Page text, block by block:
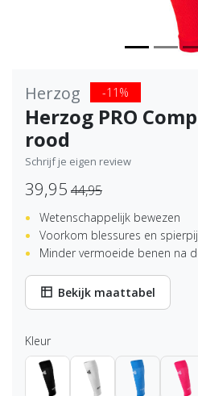
Herzog -11%
Herzog PRO
rood
Schrijf je eigen review
39,95 44,95
Wetenschappelijk bewezen
Voorkom blessures en
Minder vermoeide benen na
Bekijk maattabel
Kleur